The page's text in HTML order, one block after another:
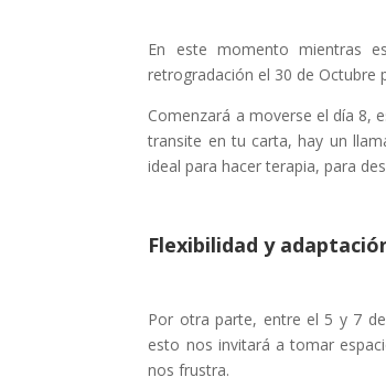
En este momento mientras
retrogradación el 30 de Octubre
Comenzará a moverse el día 8,
transite en tu carta, hay un
ideal para hacer terapia, para
Flexibilidad y
Por otra parte, entre el 5 y 7
esto nos invitará a tomar
nos frustra.